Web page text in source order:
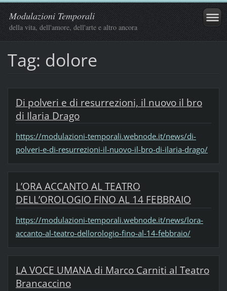
Modulazioni Temporali
della vita, dell'amore, dell'arte e altro ancora
Tag: dolore
Di polveri e di resurrezioni, il nuovo il bro
di Ilaria Drago
https://modulazioni-temporali.webnode.it/news/di-
polveri-e-di-resurrezioni-il-nuovo-il-bro-di-ilaria-drago/
L’ORA ACCANTO AL TEATRO
DELL’OROLOGIO FINO AL 14 FEBBRAIO
https://modulazioni-temporali.webnode.it/news/lora-
accanto-al-teatro-dellorologio-fino-al-14-febbraio/
LA VOCE UMANA di Marco Carniti al Teatro
Brancaccino